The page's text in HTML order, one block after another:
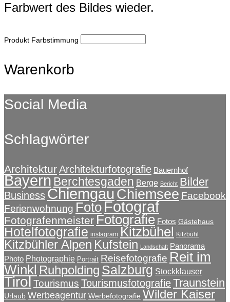
Farbwert des Bildes wieder.
Produkt Farbstimmung
Warenkorb
Social Media
Schlagwörter
ArchitekturArchitekturfotografie Bauernhof
Bayern Berchtesgaden Berge Bericht Bilder
Business Chiemgau Chiemsee Facebook
Ferienwohnung Foto Fotograf
Fotografenmeister Fotografie Fotos Gästehaus
Hotelfotografie instagram Kitzbühel Kitzbühl
Kitzbühler Alpen Kufstein Landschaft Panorama
Photo Photographie Portrait Reisefotografie Reit im
Winkl Ruhpolding Salzburg Stockklauser
Tirol Tourismus TourismusfotografieTraunstein
Urlaub Werbeagentur Werbefotografie Wilder Kaiser